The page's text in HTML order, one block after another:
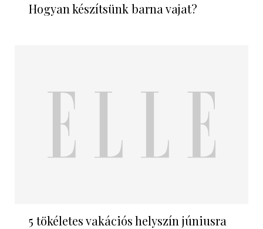
Hogyan készítsünk barna vajat?
5 tökéletes vakációs helyszín júniusra